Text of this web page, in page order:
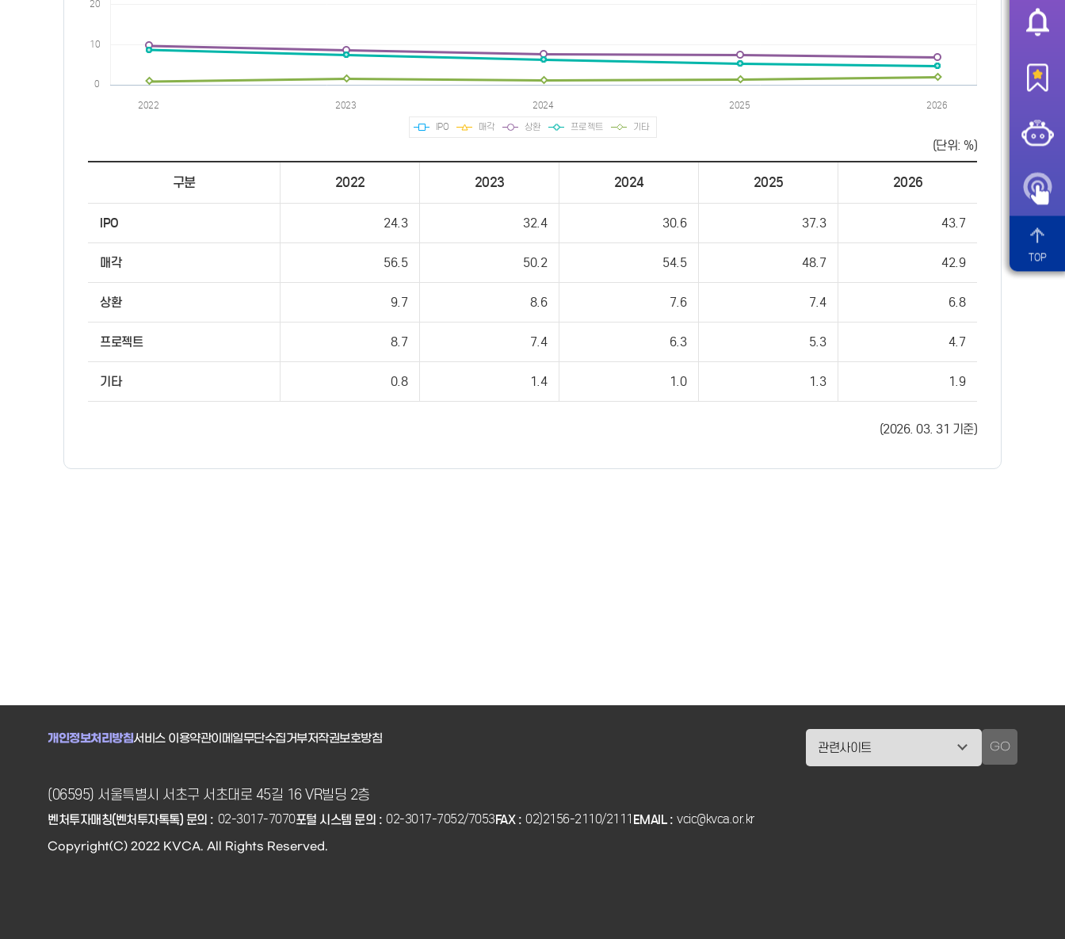
TOP
IPO 매각 상환 프로젝트 기타
(단위: %)
구분 2022 2023 2024 2025 2026
IPO 24.3 32.4 30.6 37.3 43.7
매각 56.5 50.2 54.5 48.7 42.9
상환 9.7 8.6 7.6 7.4 6.8
프로젝트 8.7 7.4 6.3 5.3 4.7
기타 0.8 1.4 1.0 1.3 1.9
(2026. 03. 31 기준)
개인정보처리방침서비스 이용약관이메일무단수집거부저작권보호방침
GO
(06595) 서울특별시 서초구 서초대로 45길 16 VR빌딩 2층
벤처투자매칭(벤처투자톡톡) 문의 : 02-3017-7070포털 시스템 문의 : 02-3017-7052/7053FAX : 02)2156-2110/2111 EMAIL : vcic@kvca.or.kr
Copyright(C) 2022 KVCA. All Rights Reserved.